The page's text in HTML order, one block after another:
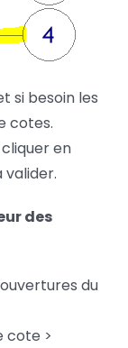
si besoin les
cotes.
en
valider.
des
du
cote >